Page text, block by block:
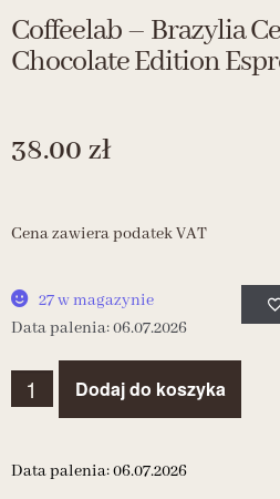
Coffeelab – Brazylia
Chocolate Edition
38.00 zł
Cena zawiera podatek VAT
27 w magazynie
Data palenia: 06.07.2026
Dodaj do koszyka
Data palenia: 06.07.2026